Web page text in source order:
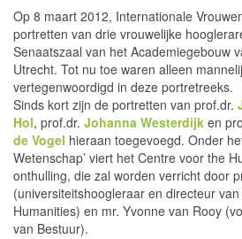
Op 8 maart 2012, Internationale
portretten van drie vrouwelijke
Senaatszaal van het Academiegebouw
Utrecht. Tot nu toe waren alleen
vertegenwoordigd in deze portretreeks.
Sinds kort zijn de portretten van prof.dr.
Hol, prof.dr. Johanna Westerdijk en
de Vogel hieraan toegevoegd. Onder
Wetenschap’ viert het Centre voor the
onthulling, die zal worden verricht door
(universiteitshoogleraar en directeur
Humanities) en mr. Yvonne van Rooy
van Bestuur).